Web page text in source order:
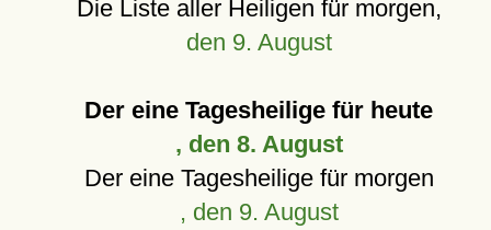
Die Liste aller Heiligen für morgen,
den 9. August
Der eine Tagesheilige für heute
, den 8. August
Der eine Tagesheilige für morgen
, den 9. August